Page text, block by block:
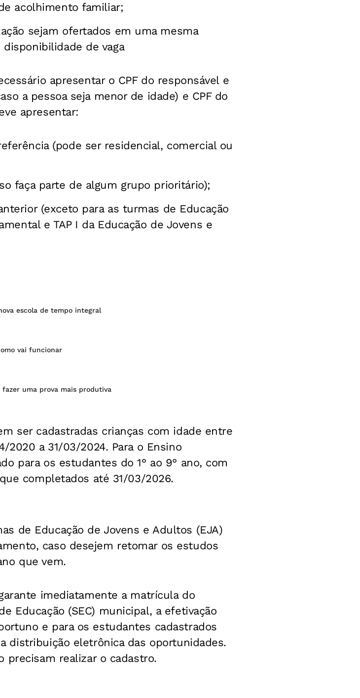
acolhimento familiar;
sejam ofertados em uma mesma
de vaga
apresentar o CPF do responsável e
a pessoa seja menor de idade) e CPF do
apresentar:
(pode ser residencial, comercial ou
faça parte de algum grupo prioritário);
(exceto para as turmas de Educação
e TAP I da Educação de Jovens e
escola de tempo integral
vai funcionar
uma prova mais produtiva
ser cadastradas crianças com idade entre
2020 a 31/03/2024. Para o Ensino
para os estudantes do 1° ao 9° ano, com
completados até 31/03/2026.
de Educação de Jovens e Adultos (EJA)
caso desejem retomar os estudos
que vem.
imediatamente a matrícula do
Educação (SEC) municipal, a efetivação
e para os estudantes cadastrados
distribuição eletrônica das oportunidades.
precisam realizar o cadastro.